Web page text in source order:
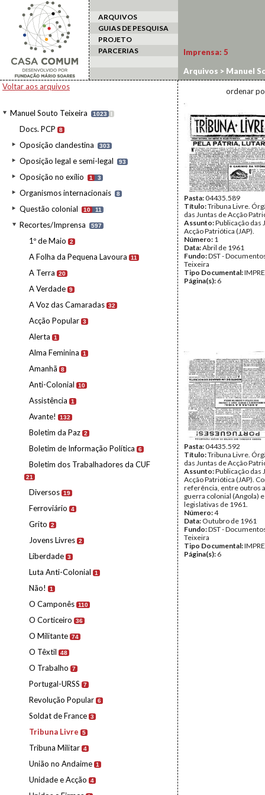
ARQUIVOS
GUIAS DE PESQUISA
PROJETO
PARCERIAS
Voltar aos arquivos
Manuel Souto Teixeira 1023 I
Docs. PCP 8
Oposição clandestina 303
Oposição legal e semi-legal 93
Oposição no exílio 1 3
Organismos internacionais 8
Questão colonial 10 11
Recortes/Imprensa 597
1º de Maio 2
A Folha da Pequena Lavoura 11
A Terra 20
A Verdade 9
A Voz das Camaradas 32
Acção Popular 3
Alerta 1
Alma Feminina 1
Amanhã 8
Anti-Colonial 10
Assistência 1
Avante! 132
Boletim da Paz 2
Boletim de Informação Política 6
Boletim dos Trabalhadores da CUF
21
Diversos 19
Ferroviário 4
Grito 2
Jovens Livres 2
Liberdade 3
Luta Anti-Colonial 1
Não! 1
O Camponês 110
O Corticeiro 36
O Militante 74
O Têxtil 48
O Trabalho 7
Portugal-URSS 7
Revolução Popular 6
Soldat de France 3
Tribuna Livre 5
Tribuna Militar 4
União no Andaime 1
Unidade e Acção 4
Imprensa: 5
Arquivos > Manuel
ordenar
Pasta:04435.589
Título:Tribuna Livre.
das Juntas de Acção
Assunto:Publicação das
Acção Patriótica (JAP).
Número: 1
Data:Abril de 1961
Fundo:DST -
Teixeira
Tipo Documental:
Página(s): 6
Pasta:04435.592
Título:Tribuna Livre.
das Juntas de Acção
Assunto:Publicação das
Acção Patriótica (JAP).
referência, entre outros
guerra colonial (Angola)
legislativas de 1961.
Número:4
Data: Outubro de 1961
Fundo:DST -
Teixeira
Tipo Documental:
Página(s): 6